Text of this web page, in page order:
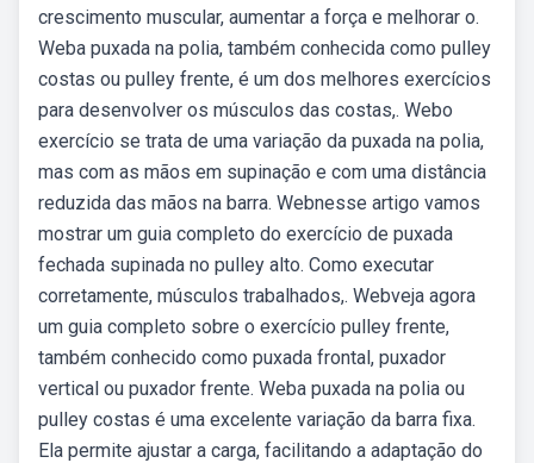
crescimento muscular, aumentar a força e melhorar o.
Weba puxada na polia, também conhecida como pulley
costas ou pulley frente, é um dos melhores exercícios
para desenvolver os músculos das costas,. Webo
exercício se trata de uma variação da puxada na polia,
mas com as mãos em supinação e com uma distância
reduzida das mãos na barra. Webnesse artigo vamos
mostrar um guia completo do exercício de puxada
fechada supinada no pulley alto. Como executar
corretamente, músculos trabalhados,. Webveja agora
um guia completo sobre o exercício pulley frente,
também conhecido como puxada frontal, puxador
vertical ou puxador frente. Weba puxada na polia ou
pulley costas é uma excelente variação da barra fixa.
Ela permite ajustar a carga, facilitando a adaptação do